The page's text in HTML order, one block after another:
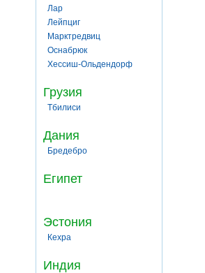
Лар
Лейпциг
Марктредвиц
Оснабрюк
Хессиш-Ольдендорф
Грузия
Тбилиси
Дания
Бредебро
Египет
Эстония
Кехра
Индия